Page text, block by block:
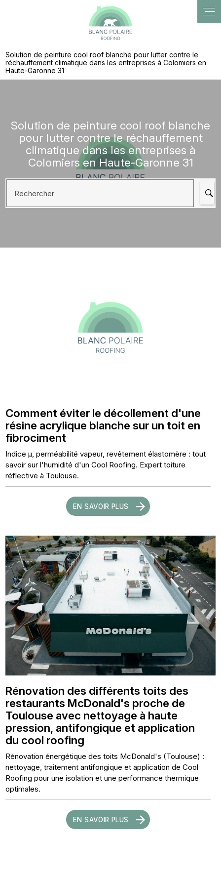
Solution de peinture cool roof blanche pour lutter contre le
réchauffement climatique dans les entreprises à Colomiers en
Haute-Garonne 31
Solution de peinture cool roof blanche
pour lutter contre le réchauffement
climatique dans les entreprises à
Colomiers en Haute-Garonne 31
Rechercher
Comment éviter le décollement d'une
résine acrylique blanche sur un toit en
fibrociment
Indice µ, perméabilité vapeur, revêtement élastomère : tout
savoir sur l'humidité d'un Cool Roofing. Expert toiture
réflective à Toulouse.
EN SAVOIR PLUS
Rénovation des différents toits des
restaurants McDonald's proche de
Toulouse avec nettoyage à haute
pression, antifongique et application
du cool roofing
Rénovation énergétique des toits McDonald's (Toulouse) :
nettoyage, traitement antifongique et application de Cool
Roofing pour une isolation et une performance thermique
optimales.
EN SAVOIR PLUS
Panneau de gestion des cookies